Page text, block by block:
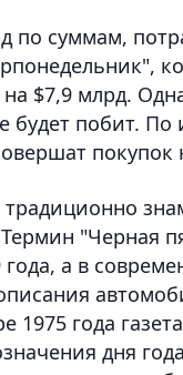
по суммам,
$7,9 млрд.
будет побит.
покупок
"Черная
а в
1975 года
дня